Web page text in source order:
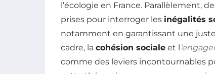
l’écologie en France. Parallèlement,
prises pour interroger les inégalités
notamment en garantissant une
cadre, la cohésion sociale et l
comme des leviers incontournables